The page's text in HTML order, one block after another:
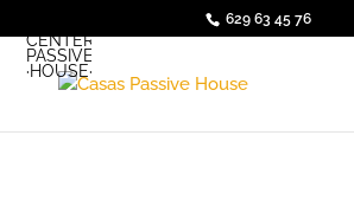
CENTER
PASSIVE
·HOUSE·
629 63 45 76